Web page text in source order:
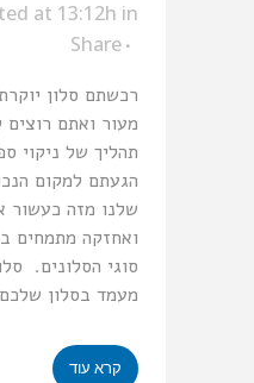
at 13:12h in
Share
רכשתם סלון
מעור ואתם
תהליך של ניקוי
הגעתם למקום
שלנו מזה כעשור
ואחזקה מתמחים
סוגי הסלונים.
מעמד בסלון
קרא עוד